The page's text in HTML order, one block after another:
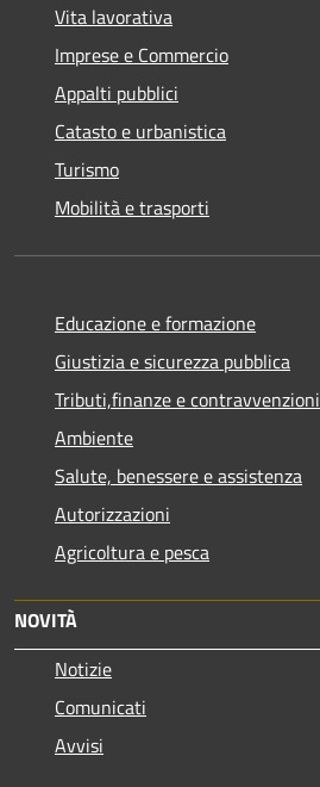
Vita lavorativa
Imprese e Commercio
Appalti pubblici
Catasto e urbanistica
Turismo
Mobilità e trasporti
Educazione e formazione
Giustizia e sicurezza pubblica
Tributi,finanze e contravvenzioni
Ambiente
Salute, benessere e assistenza
Autorizzazioni
Agricoltura e pesca
NOVITÀ
Notizie
Comunicati
Avvisi